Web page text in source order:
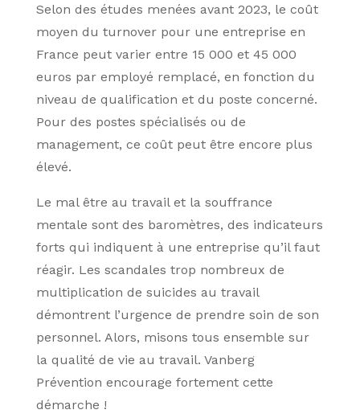
Selon des études menées avant 2023, le coût
moyen du turnover pour une entreprise en
France peut varier entre 15 000 et 45 000
euros par employé remplacé, en fonction du
niveau de qualification et du poste concerné.
Pour des postes spécialisés ou de
management, ce coût peut être encore plus
élevé.
Le mal être au travail et la souffrance
mentale sont des baromètres, des indicateurs
forts qui indiquent à une entreprise qu’il faut
réagir. Les scandales trop nombreux de
multiplication de suicides au travail
démontrent l’urgence de prendre soin de son
personnel. Alors, misons tous ensemble sur
la qualité de vie au travail. Vanberg
Prévention encourage fortement cette
démarche !